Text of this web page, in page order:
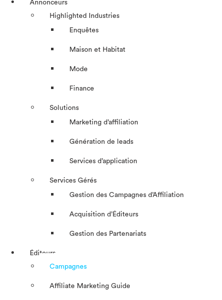
Annonceurs
Highlighted Industries
Enquêtes
Maison et Habitat
Mode
Finance
Solutions
Marketing d’affiliation
Génération de leads
Services d’application
Services Gérés
Gestion des Campagnes d’Affiliation​
Acquisition d’Éditeurs
Gestion des Partenariats
Éditeurs
Campagnes
Affiliate Marketing Guide